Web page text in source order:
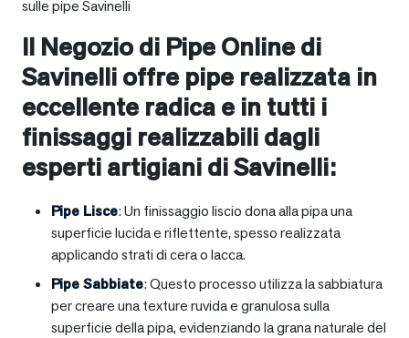
sulle pipe Savinelli
Il Negozio di Pipe Online di
Savinelli offre pipe realizzata in
eccellente radica e in tutti i
finissaggi realizzabili dagli
esperti artigiani di Savinelli:
Pipe Lisce: Un finissaggio liscio dona alla pipa una
superficie lucida e riflettente, spesso realizzata
applicando strati di cera o lacca.
Pipe Sabbiate: Questo processo utilizza la sabbiatura
per creare una texture ruvida e granulosa sulla
superficie della pipa, evidenziando la grana naturale del